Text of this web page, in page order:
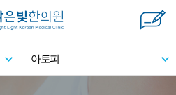
아토피